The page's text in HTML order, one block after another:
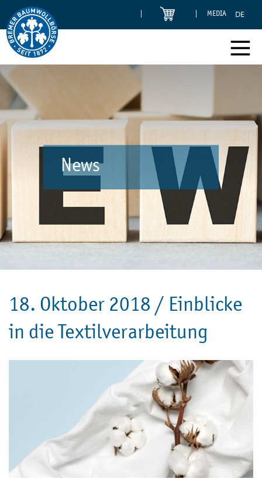
MEDIA DE
News
18. Oktober 2018 / Einblicke
in die Textilverarbeitung